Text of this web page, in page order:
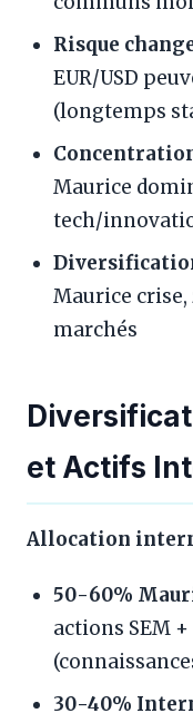
Risque
EUR/USD
(longtemps
Maurice
tech/
Maurice
marchés
et Actifs
Allocation
50-60%
actions SEM
30-40%